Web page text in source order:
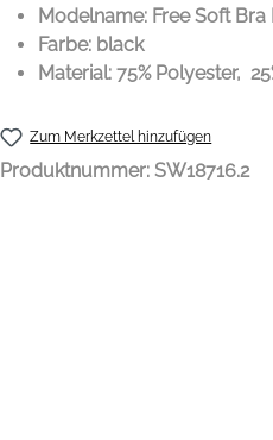
Modelname: Free Soft Bra
Farbe: black
Material: 75% Polyester,
Zum Merkzettel hinzufügen
Produktnummer: SW18716.2